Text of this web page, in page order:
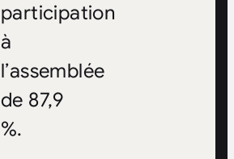
participation
à
l’assemblée
de 87,9
%.